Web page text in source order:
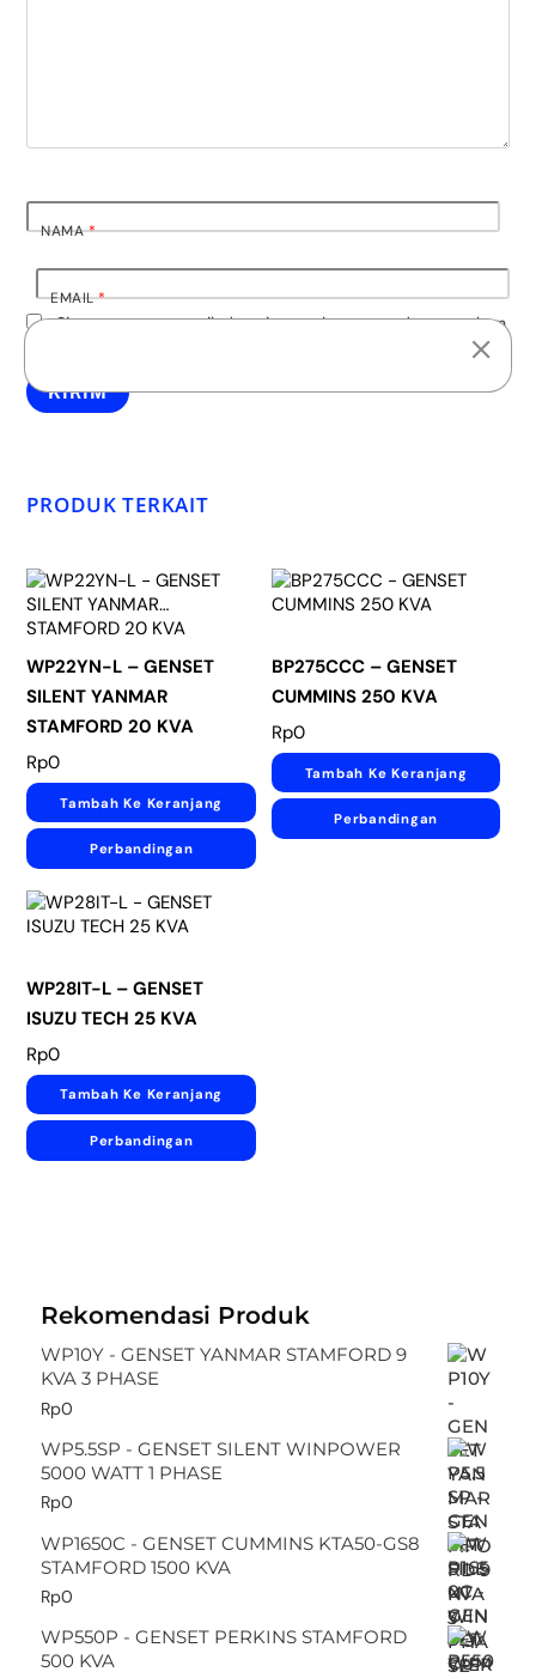
NAMA*
EMAIL*
Simpan nama, email, dan situs web saya pada peramban
PRODUK TERKAIT
WP22YN-L – GENSET
SILENT YANMAR
STAMFORD 20 KVA
Rp0
Tambah Ke Keranjang
Perbandingan
BP275CCC – GENSET
CUMMINS 250 KVA
Rp0
Tambah Ke Keranjang
Perbandingan
WP28IT-L – GENSET
ISUZU TECH 25 KVA
Rp0
Tambah Ke Keranjang
Perbandingan
Rekomendasi Produk
WP10Y - GENSET YANMAR STAMFORD 9
KVA 3 PHASE
Rp0
WP5.5SP - GENSET SILENT WINPOWER
5000 WATT 1 PHASE
Rp0
WP1650C - GENSET CUMMINS KTA50-GS8
STAMFORD 1500 KVA
Rp0
WP550P - GENSET PERKINS STAMFORD
500 KVA